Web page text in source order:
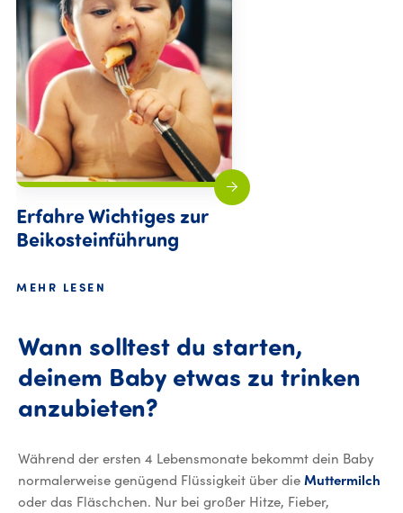
Erfahre Wichtiges zur
Beikosteinführung
MEHR LESEN
Wann solltest du starten,
deinem Baby etwas zu trinken
anzubieten?
Während der ersten 4 Lebensmonate bekommt dein Baby
normalerweise genügend Flüssigkeit über die Muttermilch
oder das Fläschchen. Nur bei großer Hitze, Fieber,